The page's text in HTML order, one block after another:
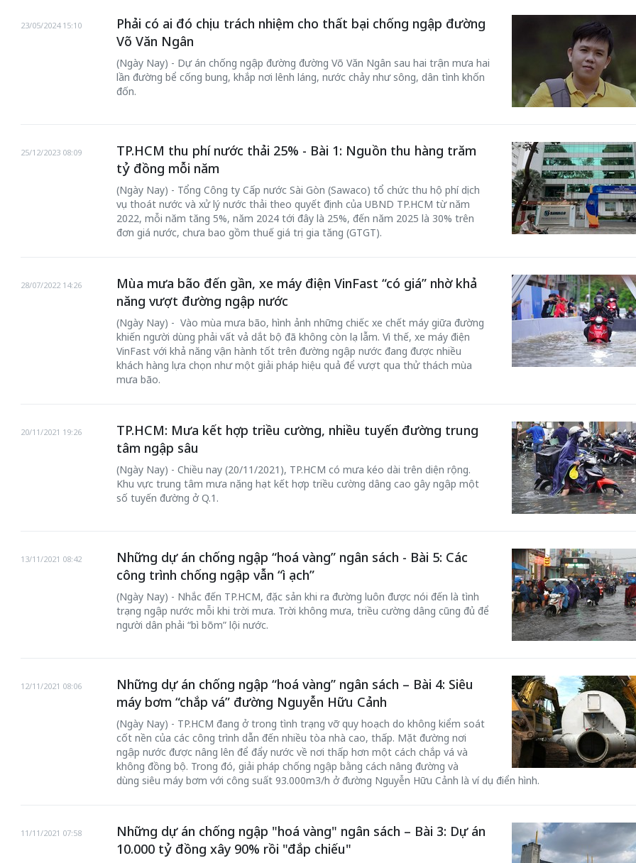
Phải có ai đó chịu trách nhiệm cho thất bại chống ngập đường
Võ Văn Ngân
23/05/2024 15:10
(Ngày Nay) - Dự án chống ngập đường đường Võ Văn Ngân sau hai trận mưa hai
lần đường bể cống bung, khắp nơi lênh láng, nước chảy như sông, dân tình khốn
đốn.
TP.HCM thu phí nước thải 25% - Bài 1: Nguồn thu hàng trăm
tỷ đồng mỗi năm
25/12/2023 08:09
(Ngày Nay) - Tổng Công ty Cấp nước Sài Gòn (Sawaco) tổ chức thu hộ phí dịch
vụ thoát nước và xử lý nước thải theo quyết định của UBND TP.HCM từ năm
2022, mỗi năm tăng 5%, năm 2024 tới đây là 25%, đến năm 2025 là 30% trên
đơn giá nước, chưa bao gồm thuế giá trị gia tăng (GTGT).
Mùa mưa bão đến gần, xe máy điện VinFast “có giá” nhờ khả
năng vượt đường ngập nước
28/07/2022 14:26
(Ngày Nay) - Vào mùa mưa bão, hình ảnh những chiếc xe chết máy giữa đường
khiến người dùng phải vất vả dắt bộ đã không còn lạ lẫm. Vì thế, xe máy điện
VinFast với khả năng vận hành tốt trên đường ngập nước đang được nhiều
khách hàng lựa chọn như một giải pháp hiệu quả để vượt qua thử thách mùa
mưa bão.
TP.HCM: Mưa kết hợp triều cường, nhiều tuyến đường trung
tâm ngập sâu
20/11/2021 19:26
(Ngày Nay) - Chiều nay (20/11/2021), TP.HCM có mưa kéo dài trên diện rộng.
Khu vực trung tâm mưa nặng hạt kết hợp triều cường dâng cao gây ngập một
số tuyến đường ở Q.1.
Những dự án chống ngập “hoá vàng” ngân sách - Bài 5: Các
công trình chống ngập vẫn “ì ạch”
13/11/2021 08:42
(Ngày Nay) - Nhắc đến TP.HCM, đặc sản khi ra đường luôn được nói đến là tình
trạng ngập nước mỗi khi trời mưa. Trời không mưa, triều cường dâng cũng đủ để
người dân phải “bì bõm” lội nước.
Những dự án chống ngập “hoá vàng” ngân sách – Bài 4: Siêu
máy bơm “chắp vá” đường Nguyễn Hữu Cảnh
12/11/2021 08:06
(Ngày Nay) - TP.HCM đang ở trong tình trạng vỡ quy hoạch do không kiểm soát
cốt nền của các công trình dẫn đến nhiều tòa nhà cao, thấp. Mặt đường nơi
ngập nước được nâng lên để đẩy nước về nơi thấp hơn một cách chắp vá và
không đồng bộ. Trong đó, giải pháp chống ngập bằng cách nâng đường và
dùng siêu máy bơm với công suất 93.000m3/h ở đường Nguyễn Hữu Cảnh là ví dụ điển hình.
Những dự án chống ngập "hoá vàng" ngân sách – Bài 3: Dự án
10.000 tỷ đồng xây 90% rồi "đắp chiếu"
11/11/2021 07:58
Việt Nam
triển